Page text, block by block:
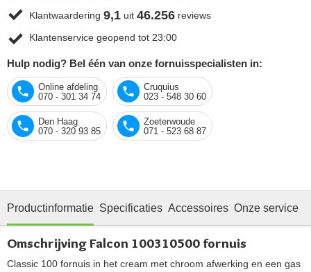
Klantwaardering 9,1 uit 46.256 reviews
Klantenservice geopend tot 23:00
Hulp nodig? Bel één van onze fornuisspecialisten in:
Online afdeling
070 - 301 34 74
Cruquius
023 - 548 30 60
Den Haag
070 - 320 93 85
Zoeterwoude
071 - 523 68 87
Productinformatie Specificaties Accessoires Onze service
Omschrijving Falcon 100310500 fornuis
Classic 100 fornuis in het cream met chroom afwerking en een gas